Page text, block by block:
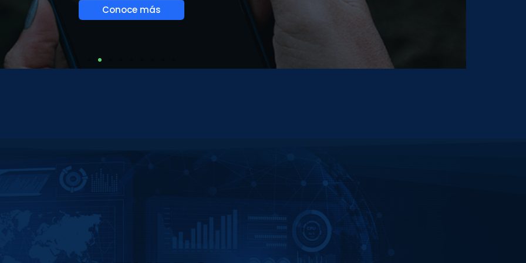
Conoce más